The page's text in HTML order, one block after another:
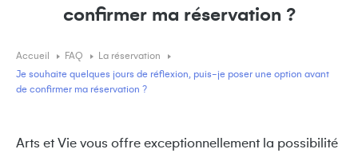
confirmer ma réservation ?
Accueil FAQ
La réservation
Je souhaite quelques jours de réflexion, puis-je poser une option avant
de confirmer ma réservation ?
Arts et Vie vous offre exceptionnellement la possibilité